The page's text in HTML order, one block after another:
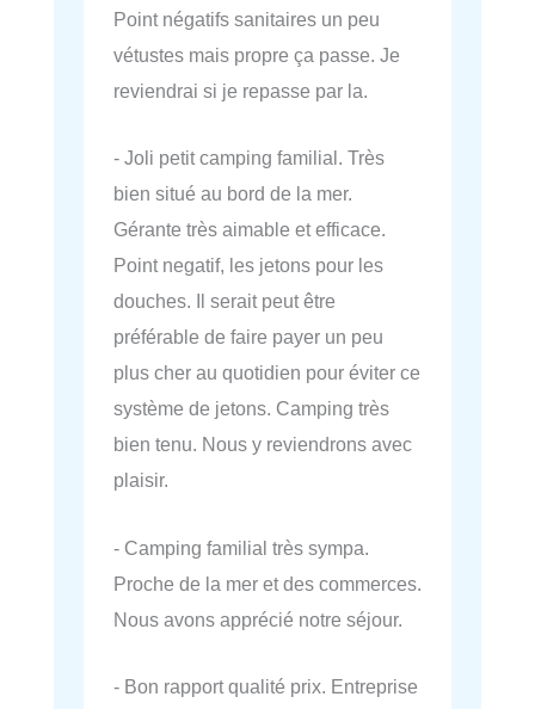
Point négatifs sanitaires un peu
vétustes mais propre ça passe. Je
reviendrai si je repasse par la.
- Joli petit camping familial. Très
bien situé au bord de la mer.
Gérante très aimable et efficace.
Point negatif, les jetons pour les
douches. Il serait peut être
préférable de faire payer un peu
plus cher au quotidien pour éviter ce
système de jetons. Camping très
bien tenu. Nous y reviendrons avec
plaisir.
- Camping familial très sympa.
Proche de la mer et des commerces.
Nous avons apprécié notre séjour.
- Bon rapport qualité prix. Entreprise